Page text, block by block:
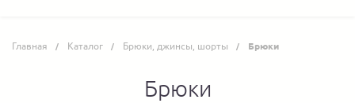
Главная Каталог Брюки, джинсы, шорты Брюки
Брюки